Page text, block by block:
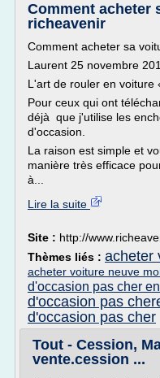
Comment acheter
richeavenir
Comment acheter sa
Laurent 25 novembre
L'art de rouler en voiture
Pour ceux qui ont
déjà que j'utilise les
d'occasion.
La raison est simple et
manière très efficace
à...
Lire la suite
Site : http://
Thèmes liés : acheter
acheter voiture neuve
d'occasion pas cher
d'occasion pas
d'occasion pas cher
Tout - Cession,
vente.cession ...